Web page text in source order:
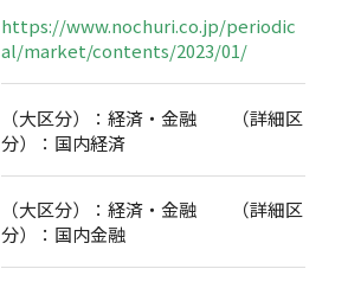
https://www.nochuri.co.jp/periodic
al/market/contents/2023/01/
（大区分）：経済・金融 （詳細区
分）：国内経済
（大区分）：経済・金融 （詳細区
分）：国内金融